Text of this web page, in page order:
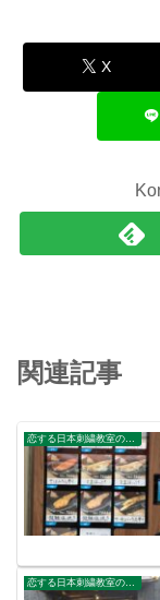
X
関連記事
恋する日本刺繍教室のブログ